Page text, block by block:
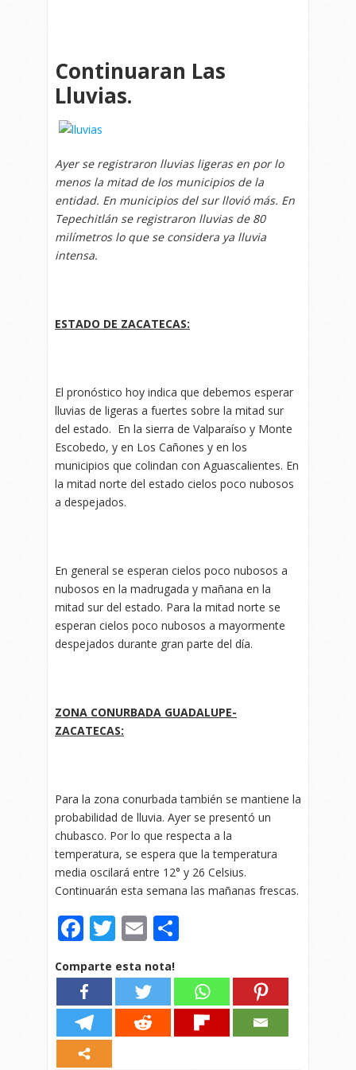
Continuaran Las
Lluvias.
Ayer se registraron lluvias ligeras en por lo
menos la mitad de los municipios de la
entidad. En municipios del sur llovió más. En
Tepechitlán se registraron lluvias de 80
milímetros lo que se considera ya lluvia
intensa.
ESTADO DE ZACATECAS:
El pronóstico hoy indica que debemos esperar
lluvias de ligeras a fuertes sobre la mitad sur
del estado. En la sierra de Valparaíso y Monte
Escobedo, y en Los Cañones y en los
municipios que colindan con Aguascalientes. En
la mitad norte del estado cielos poco nubosos
a despejados.
En general se esperan cielos poco nubosos a
nubosos en la madrugada y mañana en la
mitad sur del estado. Para la mitad norte se
esperan cielos poco nubosos a mayormente
despejados durante gran parte del día.
ZONA CONURBADA GUADALUPE-
ZACATECAS:
Para la zona conurbada también se mantiene la
probabilidad de lluvia. Ayer se presentó un
chubasco. Por lo que respecta a la
temperatura, se espera que la temperatura
media oscilará entre 12° y 26 Celsius.
Continuarán esta semana las mañanas frescas.
Facebook
Twitter
Email
Comparte esta nota!